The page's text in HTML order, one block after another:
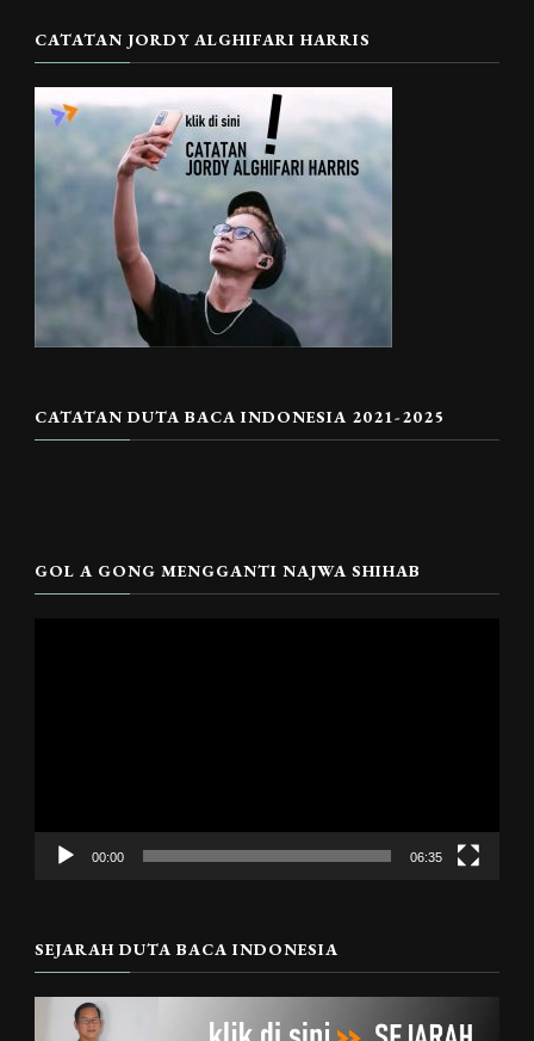
CATATAN JORDY ALGHIFARI HARRIS
CATATAN DUTA BACA INDONESIA 2021-2025
GOL A GONG MENGGANTI NAJWA SHIHAB
00:00 06:35
SEJARAH DUTA BACA INDONESIA